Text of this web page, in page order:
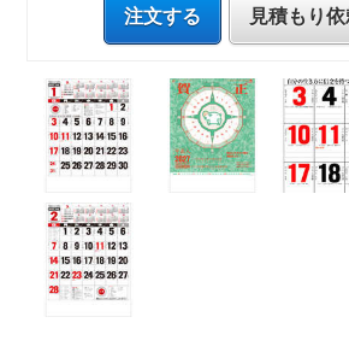
注文する 見積もり